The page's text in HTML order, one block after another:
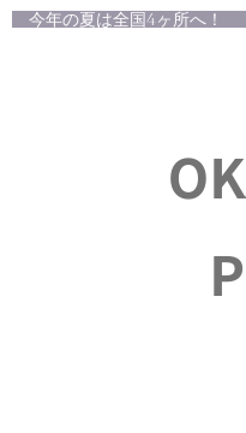
今年の夏は全国4ヶ所へ！